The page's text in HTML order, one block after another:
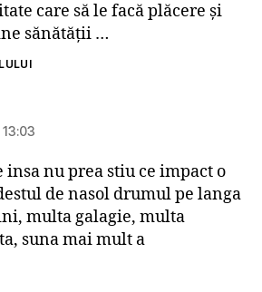
care să le facă plăcere şi
sănătăţii …
insa nu prea stiu ce impact o
de nasol drumul pe langa
multa galagie, multa
suna mai mult a